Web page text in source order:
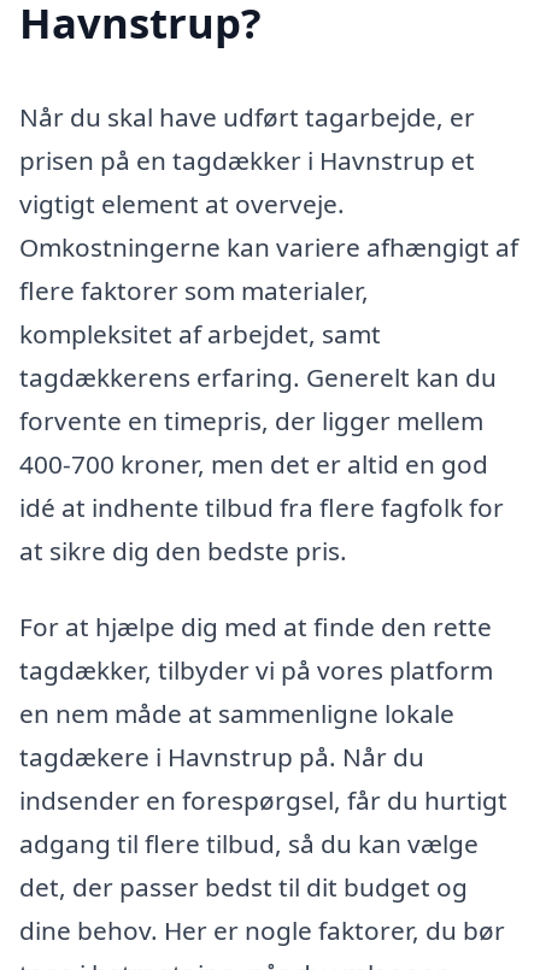
Havnstrup?
Når du skal have udført tagarbejde, er
prisen på en tagdækker i Havnstrup et
vigtigt element at overveje.
Omkostningerne kan variere afhængigt af
flere faktorer som materialer,
kompleksitet af arbejdet, samt
tagdækkerens erfaring. Generelt kan du
forvente en timepris, der ligger mellem
400-700 kroner, men det er altid en god
idé at indhente tilbud fra flere fagfolk for
at sikre dig den bedste pris.
For at hjælpe dig med at finde den rette
tagdækker, tilbyder vi på vores platform
en nem måde at sammenligne lokale
tagdækere i Havnstrup på. Når du
indsender en forespørgsel, får du hurtigt
adgang til flere tilbud, så du kan vælge
det, der passer bedst til dit budget og
dine behov. Her er nogle faktorer, du bør